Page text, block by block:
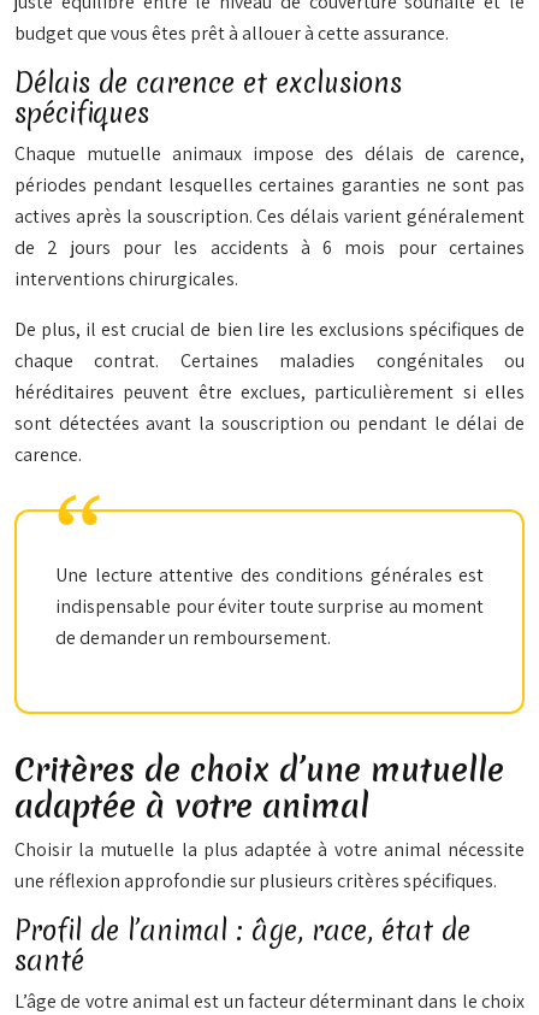
budget quevousêtes prêt à allouer à cette assurance.
Délais de carence et exclusions
spécifiques
Chaque mutuelle animaux impose des délais de carence,
périodes pendant lesquelles certaines garanties ne sont pas
actives après la souscription. Ces délais varient généralement
de 2 jours pour les accidents à 6 mois pour certaines
interventions chirurgicales.
De plus, il est crucial de bien lire les exclusions spécifiques de
chaque contrat. Certaines maladies congénitales ou
héréditaires peuvent être exclues, particulièrement si elles
sont détectées avant la souscription ou pendant le délai de
carence.
Une lecture attentive des conditions générales est
indispensable pour éviter toute surprise au moment
de demander un remboursement.
Critères de choix d’une mutuelle
adaptée à votre animal
Choisir la mutuelle la plus adaptée à votre animal nécessite
une réflexion approfondie sur plusieurs critères spécifiques.
Profil de l’animal : âge, race, état de
santé
L’âge de votre animal est un facteur déterminant dans le choix